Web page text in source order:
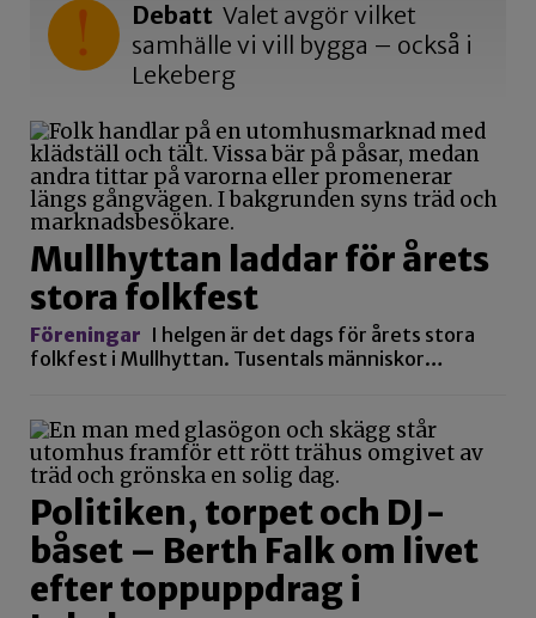
Debatt Valet avgör vilket
samhälle vi vill bygga – också i
Lekeberg
Mullhyttan laddar för årets
stora folkfest
Föreningar I helgen är det dags för årets stora
folkfest i Mullhyttan. Tusentals människor…
Politiken, torpet och DJ-
båset – Berth Falk om livet
efter toppuppdrag i